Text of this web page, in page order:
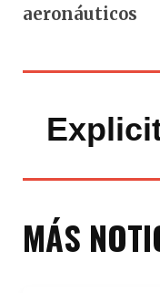
aeronáuticos
MÁS